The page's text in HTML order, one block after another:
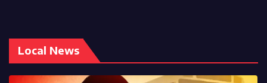
Local News